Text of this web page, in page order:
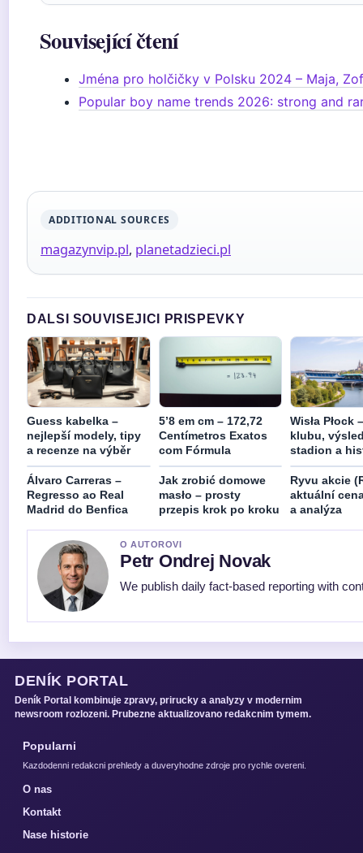
Související čtení
Jména pro holčičky v Polsku 2024 – Maja,
Popular boy name trends 2026: strong and
ADDITIONAL SOURCES
magazynvip.pl, planetadzieci.pl
DALSI SOUVISEJICI PRISPEVKY
Guess kabelka –
nejlepší modely, tipy
a recenze na výběr
5’8 em cm – 172,72
Centímetros Exatos
com Fórmula
Wisła Płock
klubu,
stadion a
Álvaro Carreras –
Regresso ao Real
Madrid do Benfica
Jak zrobić domowe
masło – prosty
przepis krok po kroku
Ryvu akcie
aktuální
a analýza
O AUTOROVI
Petr Ondrej Novak
We publish daily fact-based reporting with
DENÍK PORTAL
Deník Portal kombinuje zpravy, prirucky a analyzy v modernim
newsroom rozlozeni. Prubezne aktualizovano redakcnim tymem.
Popularni
Kazdodenni redakcni prehledy a duveryhodne zdroje pro rychle overeni.
O nas
Kontakt
Nase historie